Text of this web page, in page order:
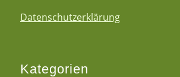
Datenschutzerklärung
Kategorien